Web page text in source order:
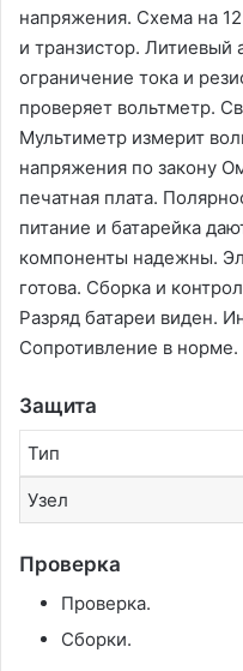
напряжения. Схема на
и транзистор. Литиевый
ограничение тока и
проверяет вольтметр.
Мультиметр измерит
напряжения по закону
печатная плата.
питание и батарейка
компоненты надежны.
готова. Сборка и
Разряд батареи виден.
Сопротивление в норме.
Защита
Тип
Узел
Проверка
Проверка.
Сборки.